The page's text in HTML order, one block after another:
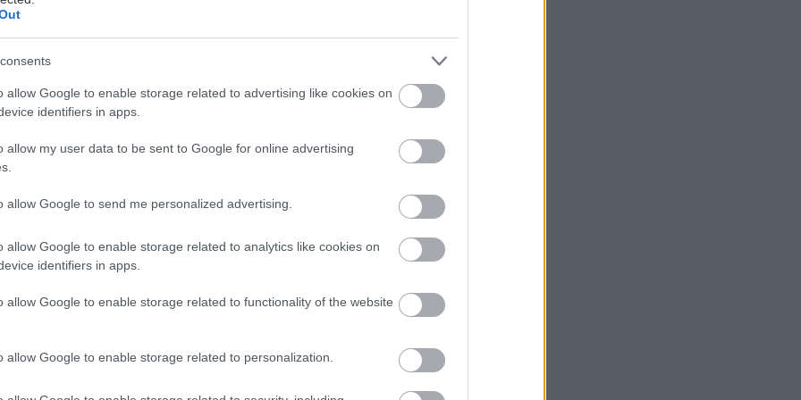
allow Google to enable storage related to advertising like cookies on
identifiers in apps.
allow my user data to be sent to Google for online advertising
allow Google to send me personalized advertising.
allow Google to enable storage related to analytics like cookies on
identifiers in apps.
allow Google to enable storage related to functionality of the website
allow Google to enable storage related to personalization.
διανύουμε την «χρυσή» εποχή των gadgets. Αμφιβάλλετε; Ένας
στις τσέπες ή το γραφείο σας θα σας πείσει: USB Stick για
smartphone, iPod ή Mp3 player για μουσικά διαλείμματα,
ψηφιακή φωτογραφική μηχανή και ένα σωρό ακόμα συσκευές που
ζωή μας και αποτελούν καθημερινό μέρος της.
για την εμφάνιση όλων των παραπάνω gadget (και πολλών
να… προετοιμάζεται εδώ και αρκετές δεκαετίες από τους
την ποιότητα και το design τους. Συσκευές που μας
χρόνια πίσω, όταν η τεχνολογία του 3D ήταν… χειροκίνητη, οι